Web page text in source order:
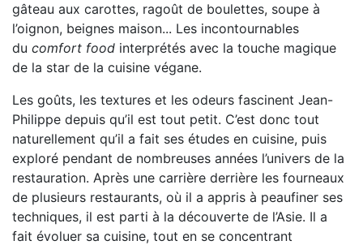
gâteau aux carottes, ragoût de boulettes, soupe à
l’oignon, beignes maison... Les incontournables
du comfort food interprétés avec la touche magique
de la star de la cuisine végane.
Les goûts, les textures et les odeurs fascinent Jean-
Philippe depuis qu’il est tout petit. C’est donc tout
naturellement qu’il a fait ses études en cuisine, puis
exploré pendant de nombreuses années l’univers de la
restauration. Après une carrière derrière les fourneaux
de plusieurs restaurants, où il a appris à peaufiner ses
techniques, il est parti à la découverte de l’Asie. Il a
fait évoluer sa cuisine, tout en se concentrant